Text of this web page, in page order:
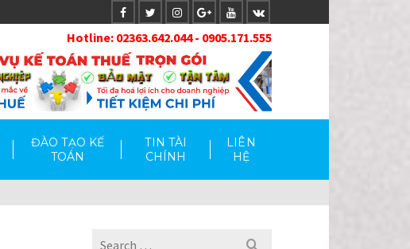
Hotline: 02363.642.044 - 0905.171.555
ĐÀO TẠO KẾ
TOÁN
TIN TÀI
CHÍNH
LIÊN
HỆ
Search